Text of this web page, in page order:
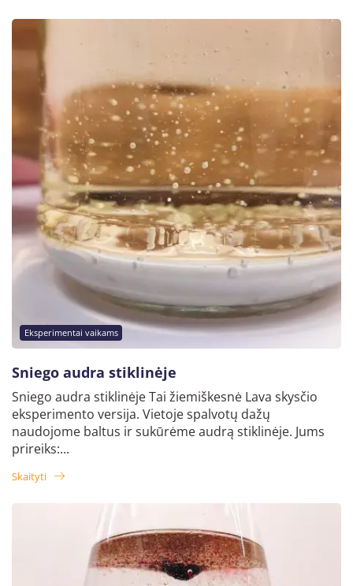
Eksperimentai vaikams
Sniego audra stiklinėje
Sniego audra stiklinėje Tai žiemiškesnė Lava skysčio
eksperimento versija. Vietoje spalvotų dažų
naudojome baltus ir sukūrėme audrą stiklinėje. Jums
prireiks:...
Skaityti